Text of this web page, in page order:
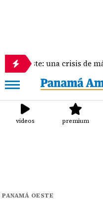
crisis de más de 20 años
videos premium
PANAMÁ OESTE